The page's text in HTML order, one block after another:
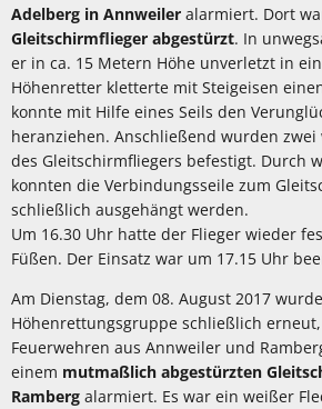
Adelberg in Annweiler alarmiert. Dort
Gleitschirmflieger abgestürzt. In
er in ca. 15 Metern Höhe unverletzt in
Höhenretter kletterte mit Steigeisen
konnte mit Hilfe eines Seils den
heranziehen. Anschließend wurden zwei
des Gleitschirmfliegers befestigt. Durch
konnten die Verbindungsseile zum
schließlich ausgehängt werden.
Um 16.30 Uhr hatte der Flieger wieder
Füßen. Der Einsatz war um 17.15 Uhr
Am Dienstag, dem 08. August 2017
Höhenrettungsgruppe schließlich
Feuerwehren aus Annweiler und
einem mutmaßlich abgestürzten
Ramberg alarmiert. Es war ein weißer